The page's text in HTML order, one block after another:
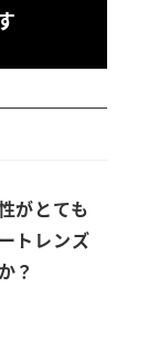
がとても
トレンズ
？